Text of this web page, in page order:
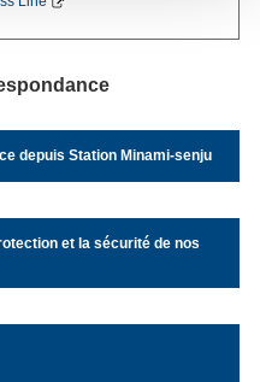
depuis Station Minami-senju
et la sécurité de nos